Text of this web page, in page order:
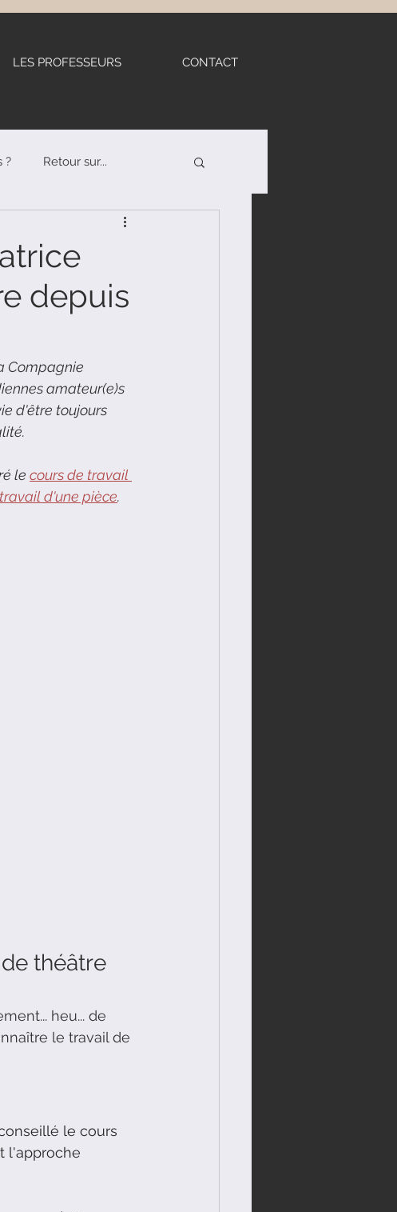
LES PROFESSEURS CONTACT
? Retour sur...
depuis
Compagnie
amateur(e)s
d'être toujours
le cours de travail
d'une pièce.
théâtre
heu... de
le travail de
le cours
l'approche